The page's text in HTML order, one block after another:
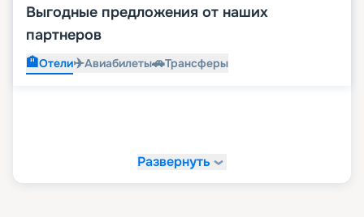
Выгодные предложения от наших
партнеров
🏨Отели✈️Авиабилеты🚗Трансферы
Развернуть